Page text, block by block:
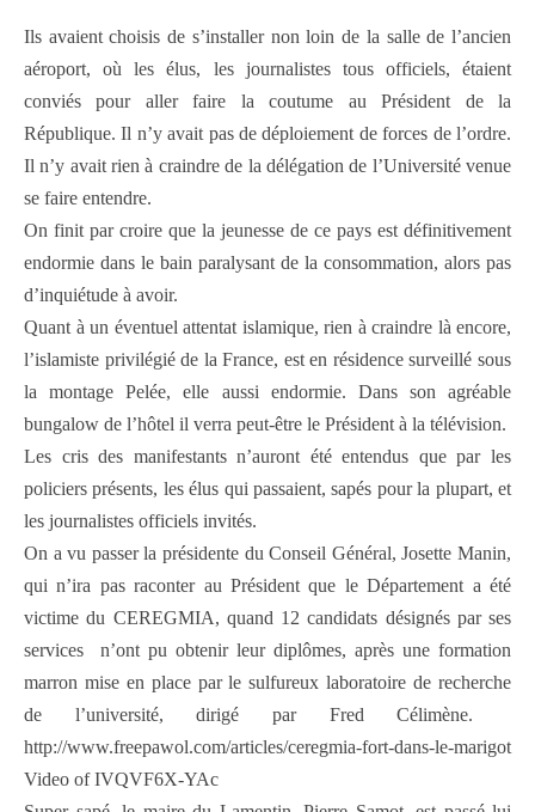
Ils avaient choisis de s’installer non loin de la salle de l’ancien
aéroport, où les élus, les journalistes tous officiels, étaient
conviés pour aller faire la coutume au Président de la
République. Il n’y avait pas de déploiement de forces de l’ordre.
Il n’y avait rien à craindre de la délégation de l’Université venue
se faire entendre.
On finit par croire que la jeunesse de ce pays est définitivement
endormie dans le bain paralysant de la consommation, alors pas
d’inquiétude à avoir.
Quant à un éventuel attentat islamique, rien à craindre là encore,
l’islamiste privilégié de la France, est en résidence surveillé sous
la montage Pelée, elle aussi endormie. Dans son agréable
bungalow de l’hôtel il verra peut-être le Président à la télévision.
Les cris des manifestants n’auront été entendus que par les
policiers présents, les élus qui passaient, sapés pour la plupart, et
les journalistes officiels invités.
On a vu passer la présidente du Conseil Général, Josette Manin,
qui n’ira pas raconter au Président que le Département a été
victime du CEREGMIA, quand 12 candidats désignés par ses
services n’ont pu obtenir leur diplômes, après une formation
marron mise en place par le sulfureux laboratoire de recherche
de l’université, dirigé par Fred Célimène.
http://www.freepawol.com/articles/ceregmia-fort-dans-le-marigot
Video of IVQVF6X-YAc